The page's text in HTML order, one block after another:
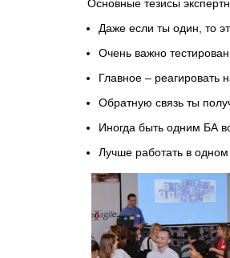
Основные тезисы
Даже если ты один, то
Очень важно
Главное – реагировать
Обратную связь ты
Иногда быть одним БА
Лучше работать в